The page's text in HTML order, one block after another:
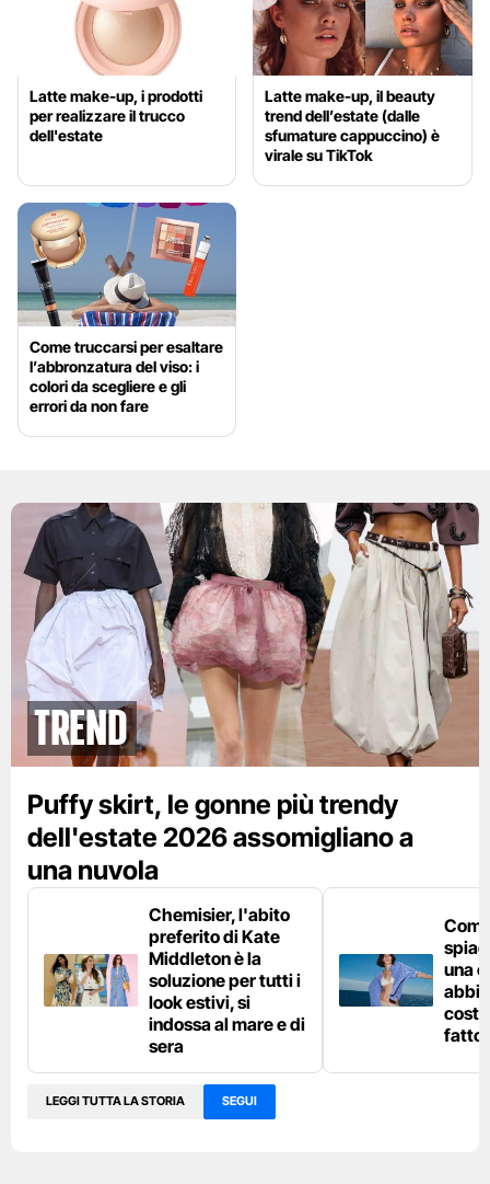
Latte make-up, i prodotti
per realizzare il trucco
dell'estate
Latte make-up, il beauty
trend dell’estate (dalle
sfumature cappuccino) è
virale su TikTok
Come truccarsi per esaltare
l’abbronzatura del viso: i
colori da scegliere e gli
errori da non fare
Trend
Puffy skirt, le gonne più trendy
dell'estate 2026 assomigliano a
una nuvola
Chemisier, l'abito
preferito di Kate
Middleton è la
soluzione per tutti i
look estivi, si
indossa al mare e di
sera
una
fatto
LEGGI TUTTA LA STORIA SEGUI